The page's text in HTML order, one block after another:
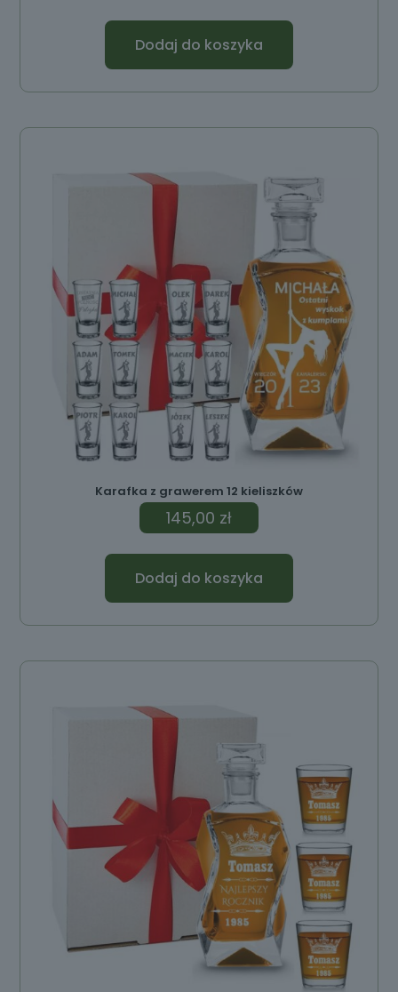
Dodaj do koszyka
Karafka z grawerem 12 kieliszków
145,00 zł
Dodaj do koszyka